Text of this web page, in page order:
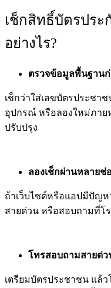
เช็กสิทธิ์บัตรประ
อย่างไร?
ตรวจข้อมูลพื้นฐาน
เช็กว่าใส่เลขบัตรประชา
อุปกรณ์ หรือลองใหม่ภาย
ปรับปรุง
ลองเช็กผ่านหลายช่
ถ้าเว็บไซต์หรือแอปมีปัญห
สายด่วน หรือสอบถามที่โ
โทรสอบถามสายด่ว
เตรียมบัตรประชาชน แล้ว